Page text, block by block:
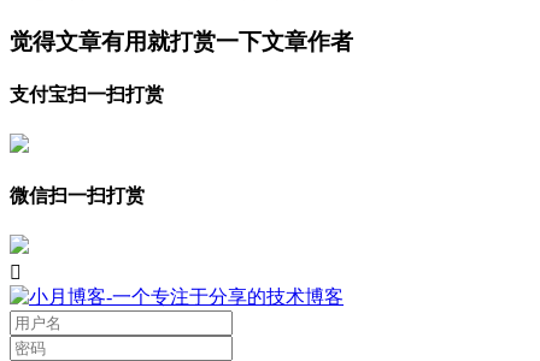
觉得文章有用就打赏一下文章作者
支付宝扫一扫打赏
微信扫一扫打赏
